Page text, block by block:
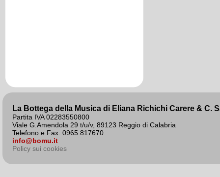
La Bottega della Musica di Eliana Richichi Carere & C.
Partita IVA 02283550800
Viale G.Amendola 29 t/u/v, 89123 Reggio di Calabria
Telefono e Fax: 0965.817670
info@bomu.it
Policy sui cookies